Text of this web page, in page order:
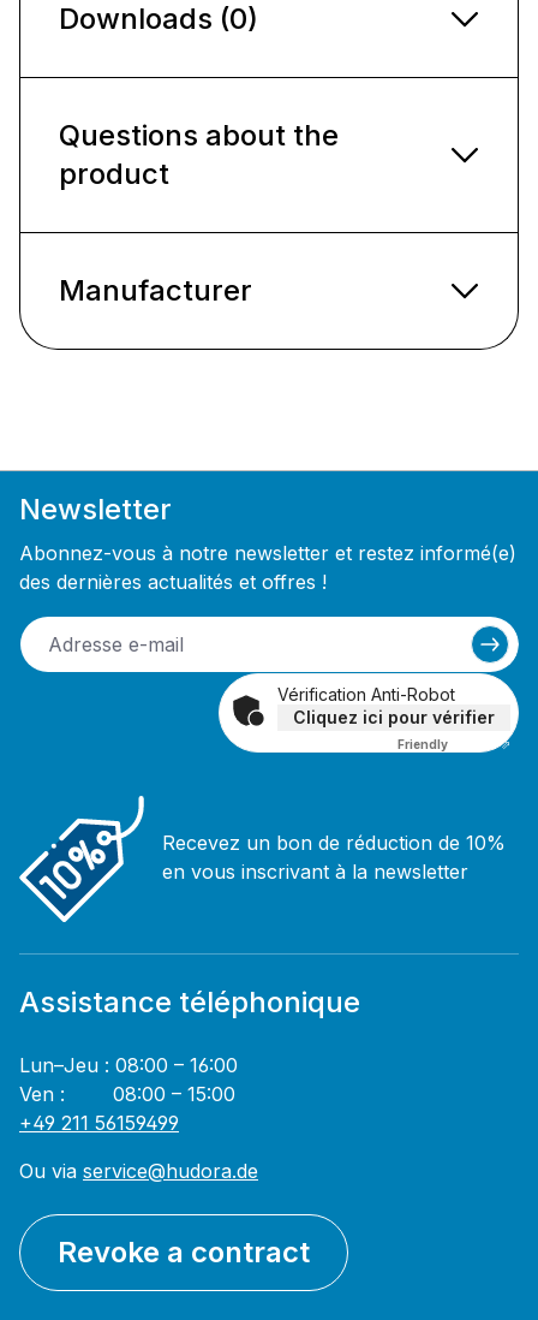
Downloads (0)
Questions about the
product
Manufacturer
Newsletter
Abonnez-vous à notre newsletter et restez informé(e)
des dernières actualités et offres !
Vérification Anti-Robot
Cliquez ici pour vérifier
Friendly Captcha ⇗
Recevez un bon de réduction de 10%
en vous inscrivant à la newsletter
Assistance téléphonique
Lun–Jeu : 08:00 – 16:00
Ven : 08:00 – 15:00
+49 211 56159499
Ou via service@hudora.de
Revoke a contract